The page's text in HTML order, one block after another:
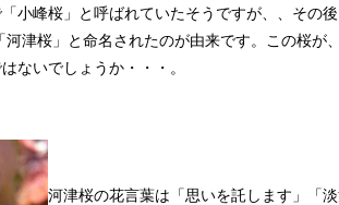
小峰桜」と呼ばれていたそうですが、、その
津桜」と命名されたのが由来です。この桜が
ないでしょうか・・・。
河津桜の花言葉は「思いを託します」「淡